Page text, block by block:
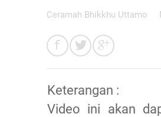
Ceramah Bhikkhu Uttamo
Keterangan :
Video ini akan